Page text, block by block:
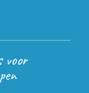
voor